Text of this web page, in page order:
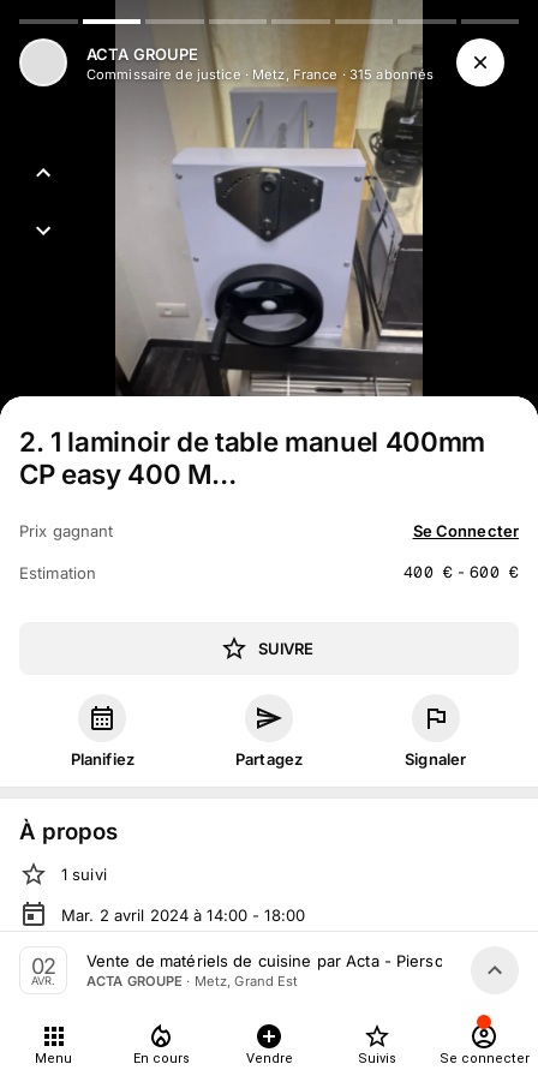
ACTA GROUPE
Commissaire de justice · Metz, France · 315 abonnés
2. 1 laminoir de table manuel 400mm
CP easy 400 M…
Prix gagnant Se Connecter
Estimation 400 € -600 €
SUIVRE
Planifiez Partagez Signaler
À propos
1 suivi
Mar. 2 avril 2024 à 14:00 - 18:00
Vente judiciaireorganisée parACTA GROUPE
En salle :
En live moniteurlive.com
02
AVR.
Vente de matériels de cuisine par Acta - Pierson &
ACTA GROUPE · Metz, Grand Est
Menu En cours Vendre Suivis Se connecter